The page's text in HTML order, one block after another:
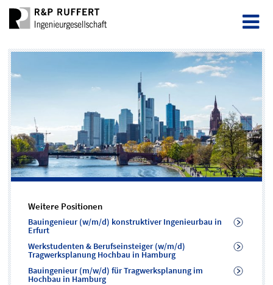
Weitere Positionen
Bauingenieur (w/m/d) konstruktiver Ingenieurbau in
Erfurt
Werkstudenten & Berufseinsteiger (w/m/d)
Tragwerksplanung Hochbau in Hamburg
Bauingenieur (m/w/d) für Tragwerksplanung im
Hochbau in Hamburg